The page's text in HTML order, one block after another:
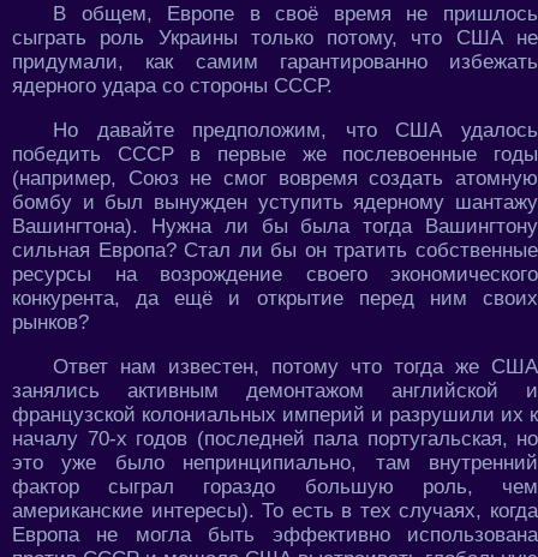
В общем, Европе в своё время не пришлось
сыграть роль Украины только потому, что США не
придумали, как самим гарантированно избежать
ядерного удара со стороны СССР.
Но давайте предположим, что США удалось
победить СССР в первые же послевоенные годы
(например, Союз не смог вовремя создать атомную
бомбу и был вынужден уступить ядерному шантажу
Вашингтона). Нужна ли бы была тогда Вашингтону
сильная Европа? Стал ли бы он тратить собственные
ресурсы на возрождение своего экономического
конкурента, да ещё и открытие перед ним своих
рынков?
Ответ нам известен, потому что тогда же США
занялись активным демонтажом английской и
французской колониальных империй и разрушили их к
началу 70-х годов (последней пала португальская, но
это уже было непринципиально, там внутренний
фактор сыграл гораздо большую роль, чем
американские интересы). То есть в тех случаях, когда
Европа не могла быть эффективно использована